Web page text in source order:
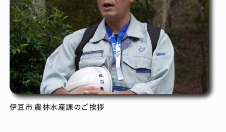
伊豆市 農林水産課のご挨拶